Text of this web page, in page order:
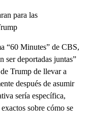
para las
“60 Minutes” de CBS,
ser deportadas juntas”
Trump de llevar a
después de asumir
sería específica,
sobre cómo se